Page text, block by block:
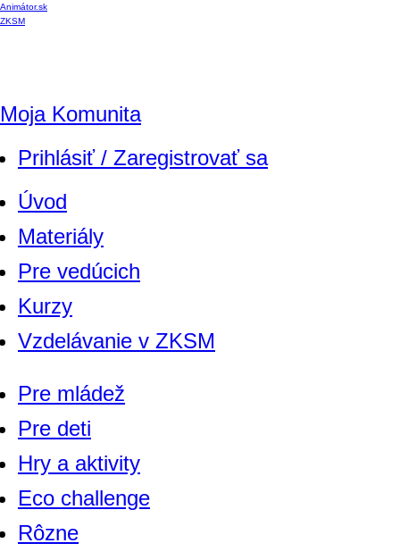
Animátor.sk
ZKSM
Moja Komunita
Prihlásiť / Zaregistrovať sa
Úvod
Materiály
Pre vedúcich
Kurzy
Vzdelávanie v ZKSM
Pre mládež
Pre deti
Hry a aktivity
Eco challenge
Rôzne